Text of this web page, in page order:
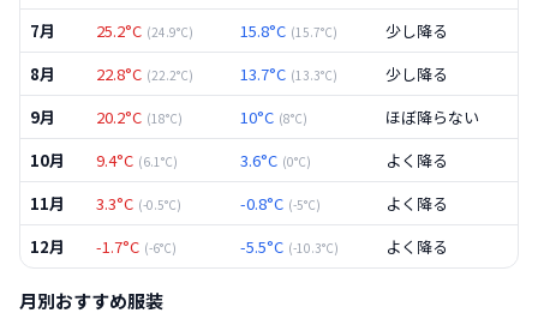
7月
25.2°C (24.9°C) 15.8°C (15.7°C)
少し降る
8月
22.8°C (22.2°C) 13.7°C (13.3°C)
少し降る
9月
20.2°C (18°C) 10°C (8°C)
ほぼ降らない
10月
9.4°C (6.1 °C) 3.6°C (0°C)
よく降る
11月
3.3°C (-0.5°C) -0.8°C (-5°C)
よく降る
12月
-1.7°C (-6°C) -5.5°C (-10.3°C) よく降る
月別おすすめ服装